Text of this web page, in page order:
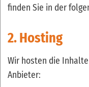
finden Sie in der
2. Hosting
Wir hosten die
Anbieter: